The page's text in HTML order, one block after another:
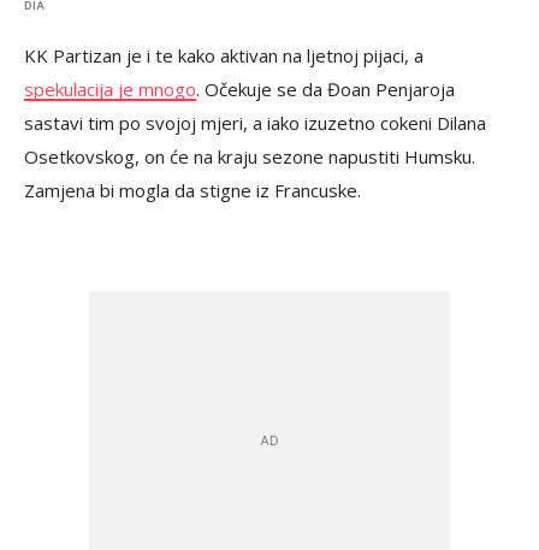
DIA
KK Partizan je i te kako aktivan na ljetnoj pijaci, a
spekulacija je mnogo. Očekuje se da Đoan Penjaroja
sastavi tim po svojoj mjeri, a iako izuzetno cokeni Dilana
Osetkovskog, on će na kraju sezone napustiti Humsku.
Zamjena bi mogla da stigne iz Francuske.